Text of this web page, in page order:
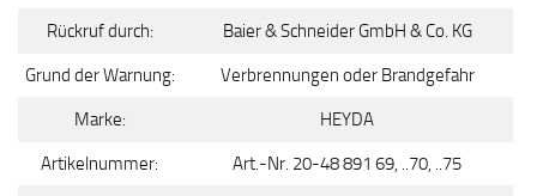
Rückruf durch: Baier & Schneider GmbH & Co. KG
Grund der Warnung: Verbrennungen oder Brandgefahr
Marke: HEYDA
Artikelnummer: Art.-Nr. 20-48 891 69, ..70, ..75